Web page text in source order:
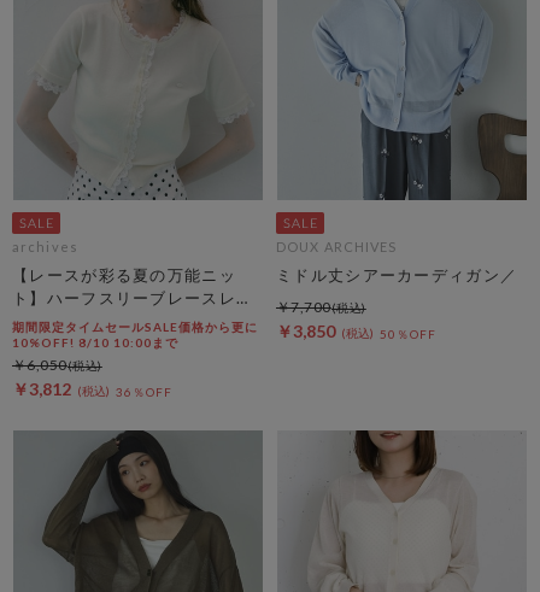
archives
【レースが彩る夏の万能ニッ
ト】ハーフスリーブレースレイ
ヤードニットカーディガン
期間限定タイムセールSALE価格から更に
10%OFF! 8/10 10:00まで
￥3,812 36％OFF
￥6,050
DOUX ARCHIVES
ミドル丈シアーカーディガン／
￥3,850 50％OFF
￥7,700